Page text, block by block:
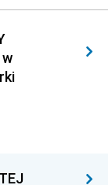
2012
2009
2006
1994